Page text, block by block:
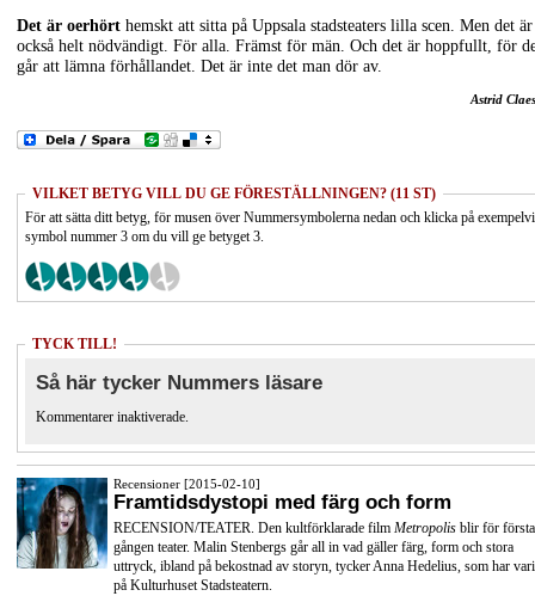
Det är oerhört hemskt att sitta på Uppsala stadsteaters lilla scen. Men det är
också helt nödvändigt. För alla. Främst för män. Och det är hoppfullt, för
går att lämna förhållandet. Det är inte det man dör av.
Astrid
VILKET BETYG VILL DU GE FÖRESTÄLLNINGEN? (11 ST)
För att sätta ditt betyg, för musen över Nummersymbolerna nedan och klicka på
symbol nummer 3 om du vill ge betyget 3.
TYCK TILL!
Så här tycker Nummers läsare
Kommentarer inaktiverade.
Recensioner [2015-02-10]
Framtidsdystopi med färg och form
RECENSION/TEATER. Den kultförklarade film Metropolis blir för första
gången teater. Malin Stenbergs går all in vad gäller färg, form och stora
uttryck, ibland på bekostnad av storyn, tycker Anna Hedelius, som har
på Kulturhuset Stadsteatern.